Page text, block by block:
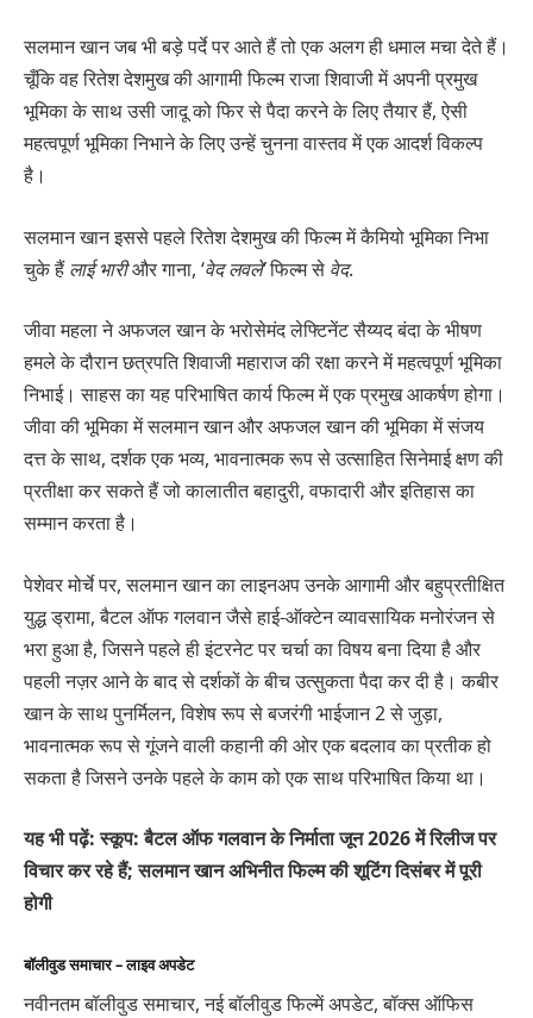
सलमान खान जब भी बड़े पर्दे पर आते हैं तो एक अलग ही धमाल मचा देते हैं।
चूँकि वह रितेश देशमुख की आगामी फिल्म राजा शिवाजी में अपनी प्रमुख
भूमिका के साथ उसी जादू को फिर से पैदा करने के लिए तैयार हैं, ऐसी
महत्वपूर्ण भूमिका निभाने के लिए उन्हें चुनना वास्तव में एक आदर्श विकल्प
है।
सलमान खान इससे पहले रितेश देशमुख की फिल्म में कैमियो भूमिका निभा
चुके हैंलाई भारीऔर गाना, ‘वेद लवले’फिल्म से वेद.
जीवा महला ने अफजल खान के भरोसेमंद लेफ्टिनेंट सैय्यद बंदा के भीषण
हमले के दौरान छत्रपति शिवाजी महाराज की रक्षा करने में महत्वपूर्ण भूमिका
निभाई। साहस का यह परिभाषित कार्य फिल्म में एक प्रमुख आकर्षण होगा।
जीवा की भूमिका में सलमान खान और अफजल खान की भूमिका में संजय
दत्त के साथ, दर्शक एक भव्य, भावनात्मक रूप से उत्साहित सिनेमाई क्षण की
प्रतीक्षा कर सकते हैं जो कालातीत बहादुरी, वफादारी और इतिहास का
सम्मान करता है।
पेशेवर मोर्चे पर, सलमान खान का लाइनअप उनके आगामी और बहुप्रतीक्षित
युद्ध ड्रामा, बैटल ऑफ गलवान जैसे हाई-ऑक्टेन व्यावसायिक मनोरंजन से
भरा हुआ है, जिसने पहले ही इंटरनेट पर चर्चा का विषय बना दिया है और
पहली नज़र आने के बाद से दर्शकों के बीच उत्सुकता पैदा कर दी है। कबीर
खान के साथ पुनर्मिलन, विशेष रूप से बजरंगी भाईजान 2 से जुड़ा,
भावनात्मक रूप से गूंजने वाली कहानी की ओर एक बदलाव का प्रतीक हो
सकता है जिसने उनके पहले के काम को एक साथ परिभाषित किया था।
यह भी पढ़ें: स्कूप: बैटल ऑफ गलवान के निर्माता जून 2026 में रिलीज पर
विचार कर रहे हैं; सलमान खान अभिनीत फिल्म की शूटिंग दिसंबर में पूरी
होगी
बॉलीवुड समाचार – लाइव अपडेट
नवीनतम बॉलीवुड समाचार, नई बॉलीवुड फिल्में अपडेट, बॉक्स ऑफिस